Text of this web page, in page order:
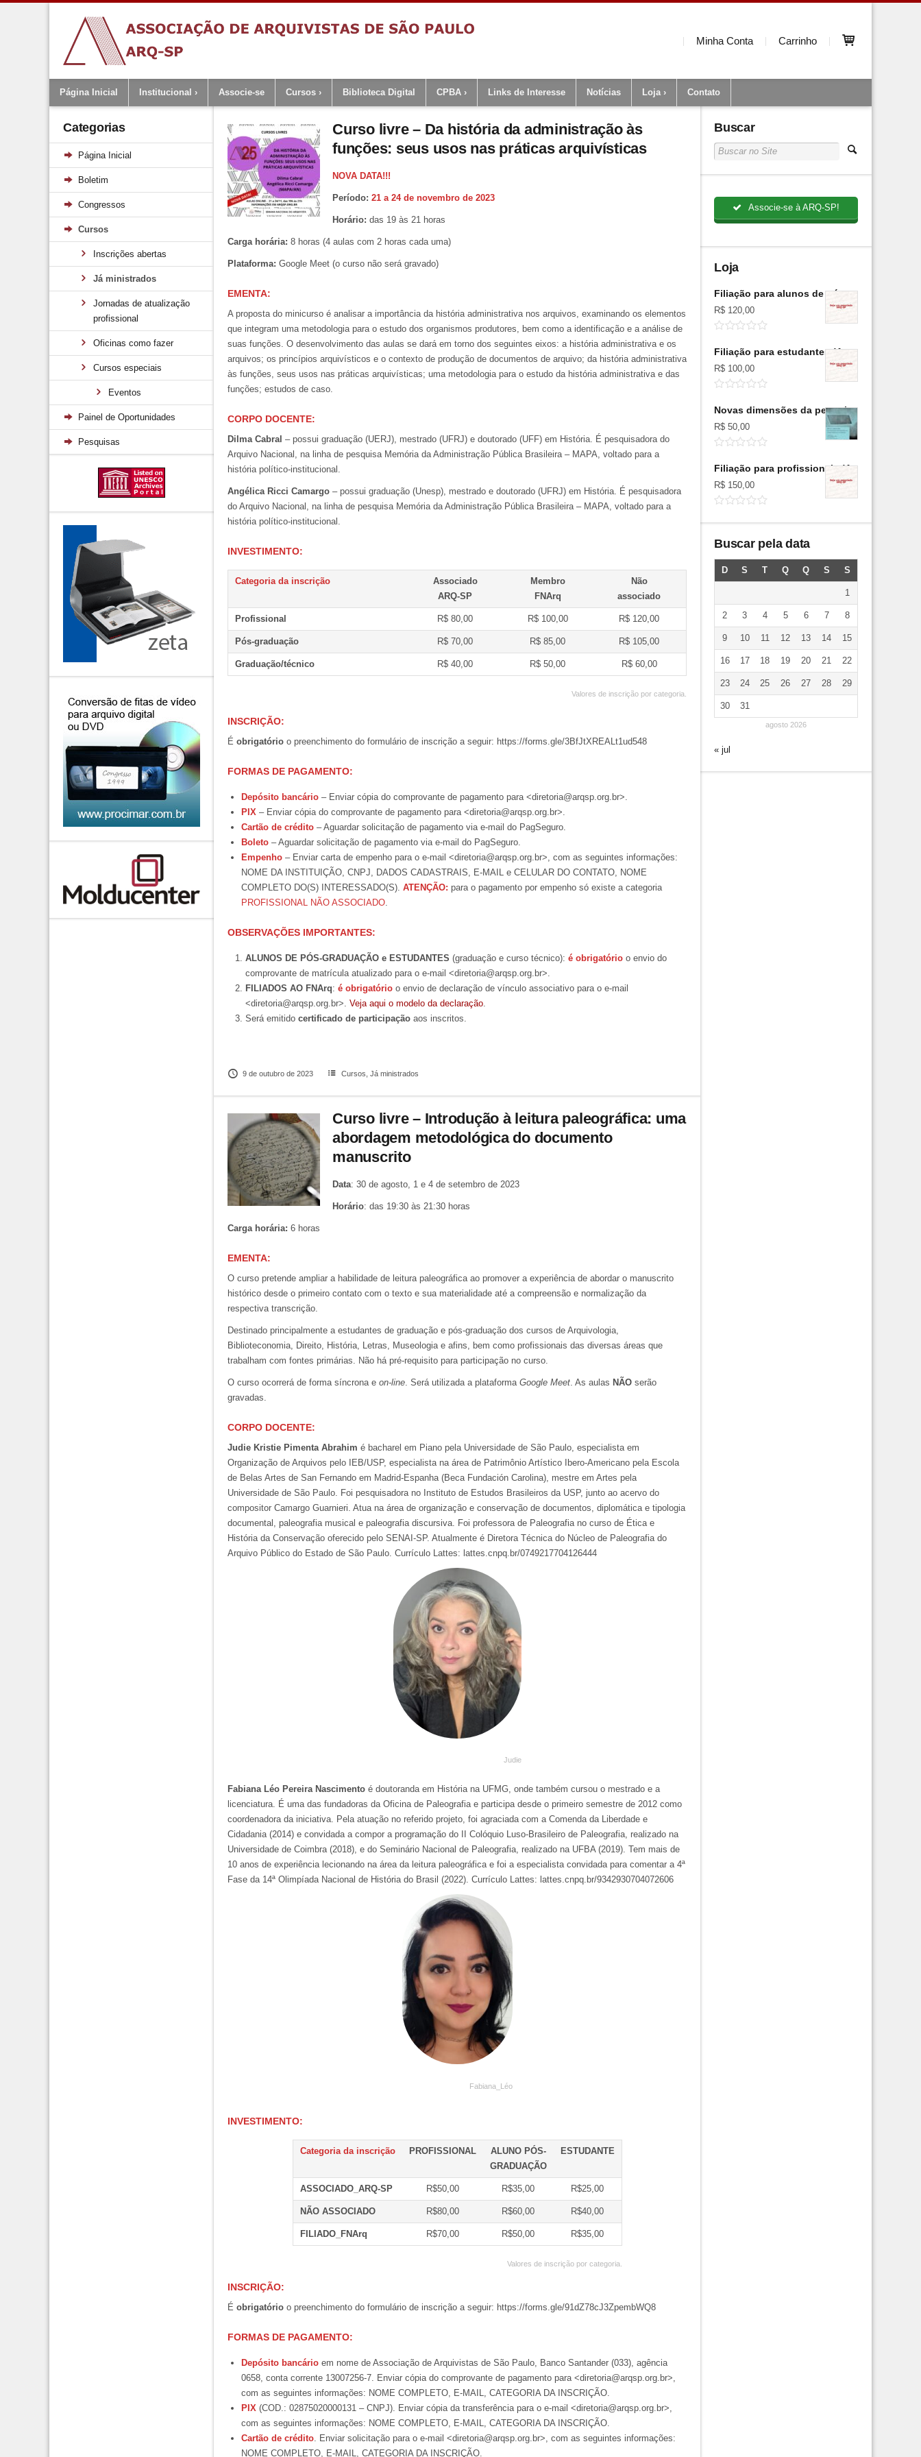
Minha Conta Carrinho
Página Inicial Institucional Associe-se Cursos Biblioteca Digital CPBA Links de Interesse Notícias Loja Contato
Categorias
Página Inicial
Boletim
Congressos
Cursos
Inscrições abertas
Já ministrados
Jornadas de atualização
profissional
Oficinas como fazer
Cursos especiais
Eventos
Painel de Oportunidades
Pesquisas
Curso livre – Da história da administração às
funções: seus usos nas práticas arquivísticas
NOVA DATA!!!
Período: 21 a 24 de novembro de 2023
Horário: das 19 às 21 horas
Carga horária: 8 horas (4 aulas com 2 horas cada uma)
Plataforma: Google Meet (o curso não será gravado)
EMENTA:
A proposta do minicurso é analisar a importância da história administrativa nos arquivos, examinando os elementos
que integram uma metodologia para o estudo dos organismos produtores, bem como a identificação e a análise de
suas funções. O desenvolvimento das aulas se dará em torno dos seguintes eixos: a história administrativa e os
arquivos; os princípios arquivísticos e o contexto de produção de documentos de arquivo; da história administrativa
às funções, seus usos nas práticas arquivísticas; uma metodologia para o estudo da história administrativa e das
funções; estudos de caso.
CORPO DOCENTE:
Dilma Cabral – possui graduação (UERJ), mestrado (UFRJ) e doutorado (UFF) em História. É pesquisadora do
Arquivo Nacional, na linha de pesquisa Memória da Administração Pública Brasileira – MAPA, voltado para a
história político-institucional.
Angélica Ricci Camargo – possui graduação (Unesp), mestrado e doutorado (UFRJ) em História. É pesquisadora
do Arquivo Nacional, na linha de pesquisa Memória da Administração Pública Brasileira – MAPA, voltado para a
história político-institucional.
INVESTIMENTO:
Categoria da inscrição
Associado
ARQ-SP
Membro
FNArq
Não
associado
Profissional R$ 80,00 R$ 100,00 R$ 120,00
Pós-graduação R$ 70,00 R$ 85,00 R$ 105,00
Graduação/técnico R$ 40,00 R$ 50,00 R$ 60,00
Valores de inscrição por categoria.
INSCRIÇÃO:
É obrigatório o preenchimento do formulário de inscrição a seguir: https://forms.gle/3BfJtXREALt1ud548
FORMAS DE PAGAMENTO:
Depósito bancário– Enviar cópia do comprovante de pagamento para <diretoria@arqsp.org.br>.
PIX – Enviar cópia do comprovante de pagamento para <diretoria@arqsp.org.br>.
Cartão de crédito– Aguardar solicitação de pagamento via e-mail do PagSeguro.
Boleto– Aguardar solicitação de pagamento via e-mail do PagSeguro.
Empenho– Enviar carta de empenho para o e-mail <diretoria@arqsp.org.br>, com as seguintes informações:
NOME DA INSTITUIÇÃO, CNPJ, DADOS CADASTRAIS, E-MAIL e CELULAR DO CONTATO, NOME
COMPLETO DO(S) INTERESSADO(S). ATENÇÃO: para o pagamento por empenho só existe a categoria
PROFISSIONAL NÃO ASSOCIADO.
OBSERVAÇÕES IMPORTANTES:
ALUNOS DE PÓS-GRADUAÇÃO e ESTUDANTES (graduação e curso técnico): é obrigatório o envio do
comprovante de matrícula atualizado para o e-mail <diretoria@arqsp.org.br>.
FILIADOS AO FNArq: é obrigatório o envio de declaração de vínculo associativo para o e-mail
<diretoria@arqsp.org.br>. Veja aqui o modelo da declaração
Será emitido certificado de participação aos inscritos.
9 de outubro de 2023 Cursos ,Já ministrados
Curso livre – Introdução à leitura paleográfica: uma
abordagem metodológica do documento
manuscrito
Data: 30 de agosto, 1 e 4 de setembro de 2023
Horário: das 19:30 às 21:30 horas
Carga horária: 6 horas
EMENTA:
O curso pretende ampliar a habilidade de leitura paleográfica ao promover a experiência de abordar o manuscrito
histórico desde o primeiro contato com o texto e sua materialidade até a compreensão e normalização da
respectiva transcrição.
Destinado principalmente a estudantes de graduação e pós-graduação dos cursos de Arquivologia,
Biblioteconomia, Direito, História, Letras, Museologia e afins, bem como profissionais das diversas áreas que
trabalham com fontes primárias. Não há pré-requisito para participação no curso.
O curso ocorrerá de forma síncrona e on-line . Será utilizada a plataforma Google Meet . As aulas NÃO serão
gravadas.
CORPO DOCENTE:
Judie Kristie Pimenta Abrahim é bacharel em Piano pela Universidade de São Paulo, especialista em
Organização de Arquivos pelo IEB/USP, especialista na área de Patrimônio Artístico Ibero-Americano pela Escola
de Belas Artes de San Fernando em Madrid-Espanha (Beca Fundación Carolina), mestre em Artes pela
Universidade de São Paulo. Foi pesquisadora no Instituto de Estudos Brasileiros da USP, junto ao acervo do
compositor Camargo Guarnieri. Atua na área de organização e conservação de documentos, diplomática e tipologia
documental, paleografia musical e paleografia discursiva. Foi professora de Paleografia no curso de Ética e
História da Conservação oferecido pelo SENAI-SP. Atualmente é Diretora Técnica do Núcleo de Paleografia do
Arquivo Público do Estado de São Paulo. Currículo Lattes: lattes.cnpq.br/0749217704126444
Judie
Fabiana Léo Pereira Nascimento é doutoranda em História na UFMG, onde também cursou o mestrado e a
licenciatura. É uma das fundadoras da Oficina de Paleografia e participa desde o primeiro semestre de 2012 como
coordenadora da iniciativa. Pela atuação no referido projeto, foi agraciada com a Comenda da Liberdade e
Cidadania (2014) e convidada a compor a programação do II Colóquio Luso-Brasileiro de Paleografia, realizado na
Universidade de Coimbra (2018), e do Seminário Nacional de Paleografia, realizado na UFBA (2019). Tem mais de
10 anos de experiência lecionando na área da leitura paleográfica e foi a especialista convidada para comentar a 4ª
Fase da 14ª Olimpíada Nacional de História do Brasil (2022). Currículo Lattes: lattes.cnpq.br/9342930704072606
Fabiana_Léo
INVESTIMENTO:
Categoria da inscrição PROFISSIONAL
ALUNO PÓS-
GRADUAÇÃO
ESTUDANTE
ASSOCIADO_ARQ-SP R$50,00 R$35,00 R$25,00
NÃO ASSOCIADO R$80,00 R$60,00 R$40,00
FILIADO_FNArq R$70,00 R$50,00 R$35,00
Valores de inscrição por categoria.
INSCRIÇÃO:
É obrigatório o preenchimento do formulário de inscrição a seguir: https://forms.gle/91dZ78cJ3ZpembWQ8
FORMAS DE PAGAMENTO:
Depósito bancárioem nome de Associação de Arquivistas de São Paulo, Banco Santander (033), agência
0658, conta corrente 13007256-7. Enviar cópia do comprovante de pagamento para <diretoria@arqsp.org.br>,
com as seguintes informações: NOME COMPLETO, E-MAIL, CATEGORIA DA INSCRIÇÃO.
PIX (COD.: 02875020000131 – CNPJ). Enviar cópia da transferência para o e-mail <diretoria@arqsp.org.br>,
com as seguintes informações: NOME COMPLETO, E-MAIL, CATEGORIA DA INSCRIÇÃO.
Cartão de crédito. Enviar solicitação para o e-mail <diretoria@arqsp.org.br>, com as seguintes informações:
NOME COMPLETO, E-MAIL, CATEGORIA DA INSCRIÇÃO.
Buscar
Associe-se à ARQ-SP!
Loja
Filiação para alunos de pós-graduação
R$ 120,00
Filiação para estudantes (Anual)
R$ 100,00
Novas dimensões da pesquisa e do
R$ 50,00
Filiação para profissionais (Anual)
R$ 150,00
Buscar pela data
agosto 2026
D S T Q Q S S
1
2 3 4 5 6 7 8
9 10 11 12 13 14 15
16 17 18 19 20 21 22
23 24 25 26 27 28 29
30 31
« jul